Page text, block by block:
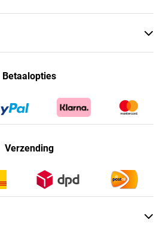
Betaalopties
Verzending